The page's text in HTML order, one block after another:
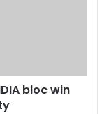
bloc win